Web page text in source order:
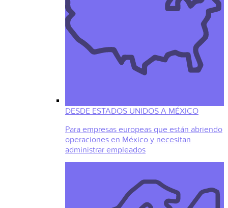
DESDE ESTADOS UNIDOS A MÉXICO
Para empresas europeas que están abriendo
operaciones en México y necesitan
administrar empleados